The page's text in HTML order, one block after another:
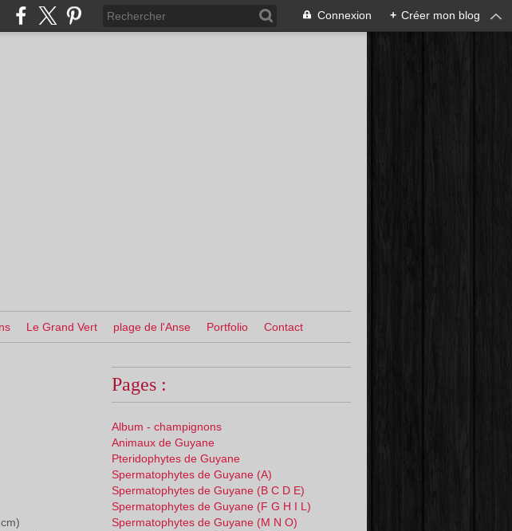
Connexion + Créer mon blog
Le Grand Vert plage de l'Anse Portfolio Contact
Pages :
Album - champignons
Animaux de Guyane
Pteridophytes de Guyane
Spermatophytes de Guyane (A)
Spermatophytes de Guyane (B C D E)
Spermatophytes de Guyane (F G H I L)
Spermatophytes de Guyane (M N O)